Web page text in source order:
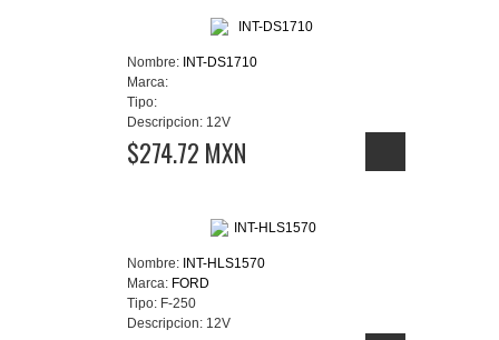
Nombre: INT-DS1710
Marca:
Tipo:
Descripcion: 12V
$274.72 MXN
Nombre: INT-HLS1570
Marca: FORD
Tipo: F-250
Descripcion: 12V